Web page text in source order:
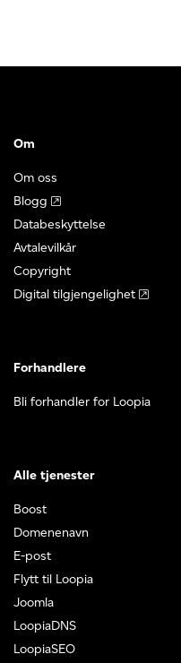
Om
Om oss
Blogg
Databeskyttelse
Avtalevilkår
Copyright
Digital tilgjengelighet
Forhandlere
Bli forhandler for Loopia
Alle tjenester
Boost
Domenenavn
E-post
Flytt til Loopia
Joomla
LoopiaDNS
LoopiaSEO